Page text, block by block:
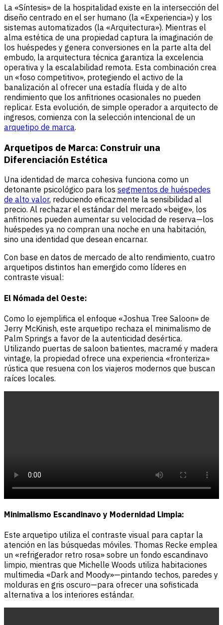
La «Síntesis» de la hospitalidad existe en la intersección del
diseño centrado en el ser humano (la «Experiencia») y los
sistemas automatizados (la «Arquitectura»). Mientras el
alma estética de una propiedad captura la imaginación de
los huéspedes y genera conversiones en la parte alta del
embudo, la arquitectura técnica garantiza la excelencia
operativa y la escalabilidad remota. Esta combinación crea
un «foso competitivo», protegiendo el activo de la
banalización al ofrecer una estadía fluida y de alto
rendimiento que los anfitriones ocasionales no pueden
replicar. Esta evolución, de simple operador a arquitecto de
ingresos, comienza con la selección intencional de un
arquetipo de marca.
Arquetipos de Marca: Construir una
Diferenciación Estética
Una identidad de marca cohesiva funciona como un
detonante psicológico para los segmentos de huéspedes
de alto valor, reduciendo eficazmente la sensibilidad al
precio. Al rechazar el estándar del mercado «beige», los
anfitriones pueden aumentar su velocidad de reserva—los
huéspedes ya no compran una noche en una habitación,
sino una identidad que desean encarnar.
Con base en datos de mercado de alto rendimiento, cuatro
arquetipos distintos han emergido como líderes en
contraste visual:
El Nómada del Oeste:
Como lo ejemplifica el enfoque «Joshua Tree Saloon» de
Jerry McKinish, este arquetipo rechaza el minimalismo de
Palm Springs a favor de la autenticidad desértica.
Utilizando puertas de saloon batientes, macramé y madera
vintage, la propiedad ofrece una experiencia «fronteriza»
rústica que resuena con los viajeros modernos que buscan
raíces locales.
Minimalismo Escandinavo y Modernidad Limpia:
Este arquetipo utiliza el contraste visual para captar la
atención en las búsquedas móviles. Thomas Recke emplea
un «refrigerador retro rosa» sobre un fondo escandinavo
limpio, mientras que Michelle Woods utiliza habitaciones
multimedia «Dark and Moody»—pintando techos, paredes y
molduras en gris oscuro—para ofrecer una sofisticada
alternativa a los interiores estándar.